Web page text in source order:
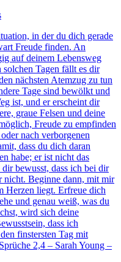
in der du dich gerade
Freude finden. An
auf deinem Lebensweg
Tagen fällt es dir
nächsten Atemzug zu tun
Tage sind bewölkt und
ist, und er erscheint dir
graue Felsen und deine
Freude zu empfinden
nach verborgenen
dass du dich daran
habe; er ist nicht das
bewusst, dass ich bei dir
nicht. Beginne dann, mit mir
Herzen liegt. Erfreue dich
und genau weiß, was du
wird sich deine
dass ich
finstersten Tag mit
2,4 – Sarah Young –